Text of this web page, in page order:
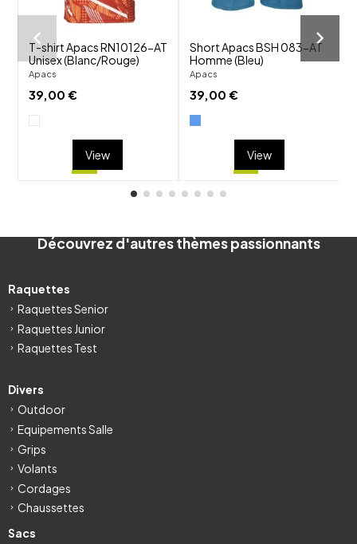
T-shirt Apacs RN10126-AT
Unisex (Blanc/Rouge)
Apacs
39,00 €
View
Short Apacs BSH 083-AT
Homme (Bleu)
Apacs
39,00 €
View
Découvrez d'autres thèmes passionnants
Raquettes
Raquettes Senior
Raquettes Junior
Raquettes Test
Divers
Outdoor
Equipements Salle
Grips
Volants
Cordages
Chaussettes
Sacs